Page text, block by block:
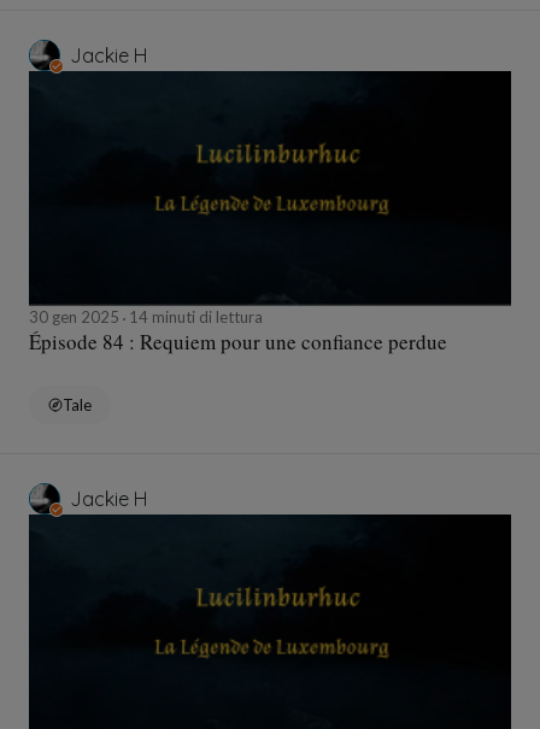
Jackie H
30 gen 2025 14 minuti di lettura
Épisode 84 : Requiem pour une confiance perdue
Tale
Jackie H